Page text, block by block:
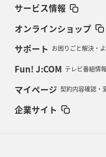
サービス情報
オンラインショップ
サポート お困りごと解決・
Fun! J:COM テレビ番組情
マイページ 契約内容確認・
企業サイト